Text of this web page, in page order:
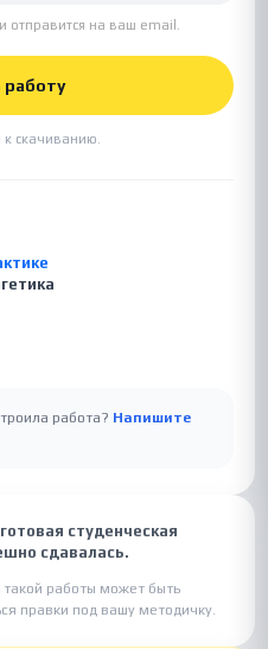
отправится на ваш email.
работу
к скачиванию.
работа? Напишите
студенческая
сдавалась.
такой работы может быть
правки под вашу методичку.